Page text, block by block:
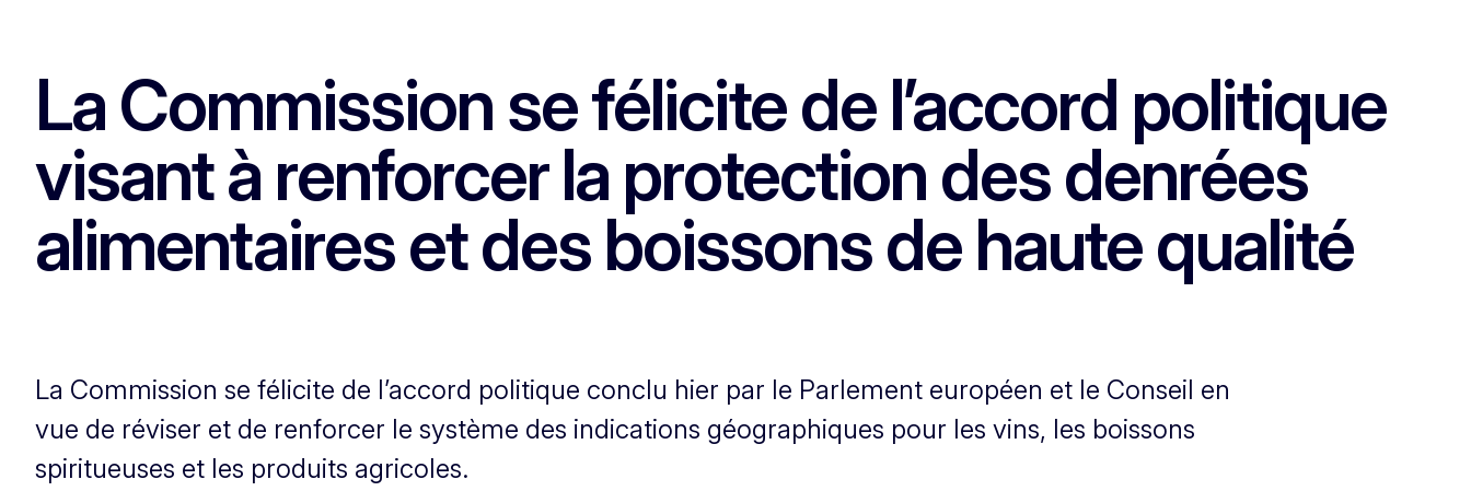
La Commission se félicite de l’accord politique
visant à renforcer la protection des denrées
alimentaires et des boissons de haute qualité
La Commission se félicite de l’accord politique conclu hier par le Parlement européen et le Conseil en
vue de réviser et de renforcer le système des indications géographiques pour les vins, les boissons
spiritueuses et les produits agricoles.